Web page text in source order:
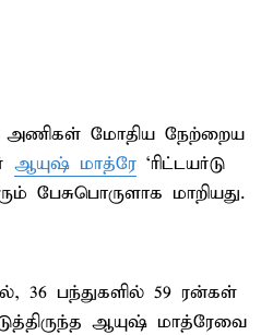
அணிகள் மோதிய நேற்றைய
ஆயுஷ் மாத்ரே ‘ரிட்டயர்டு
பேசுபொருளாக மாறியது.
36 பந்துகளில் 59 ரன்கள்
ஆயுஷ் மாத்ரேவை